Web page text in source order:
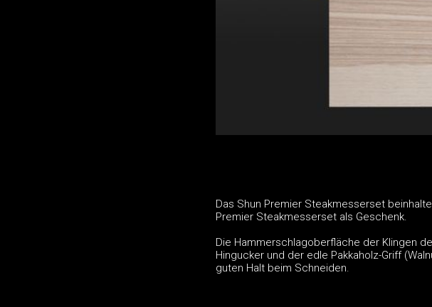
Das Shun Premier Steakmesserset
Premier Steakmesserset als Geschenk.
Die Hammerschlagoberfläche der Klingen
Hingucker und der edle Pakkaholz-Griff
guten Halt beim Schneiden.